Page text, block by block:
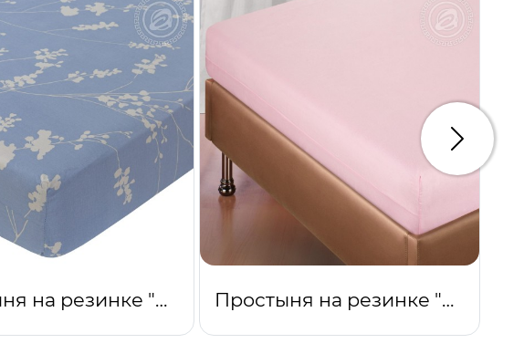
Простыня на резинке "Камелия" Простыня на резинке "Роза"